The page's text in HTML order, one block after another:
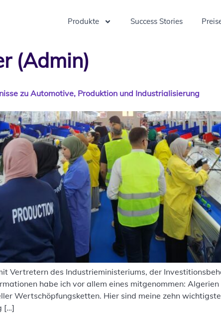
Produkte Success Stories
(Admin)
zu Automotive, Produktion und Industrialisierung
Vertretern des Industrieministeriums, der
habe ich vor allem eines mitgenommen:
Wertschöpfungsketten. Hier sind meine zehn
[…]